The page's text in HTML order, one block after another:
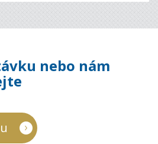
nebo nám